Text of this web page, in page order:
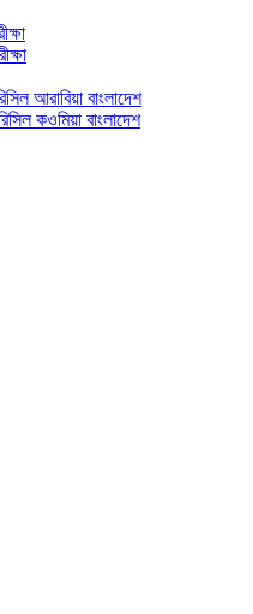
আরাবিয়া বাংলাদেশ
কওমিয়া বাংলাদেশ